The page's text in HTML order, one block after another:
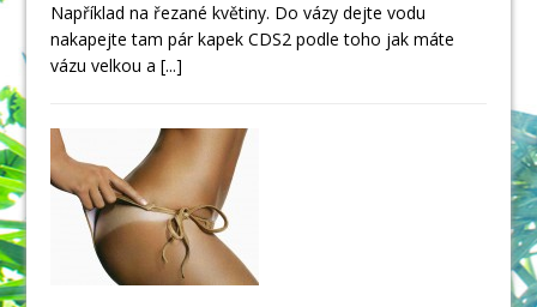
Například na řezané květiny. Do vázy dejte vodu
nakapejte tam pár kapek CDS2 podle toho jak máte
vázu velkou a[...]